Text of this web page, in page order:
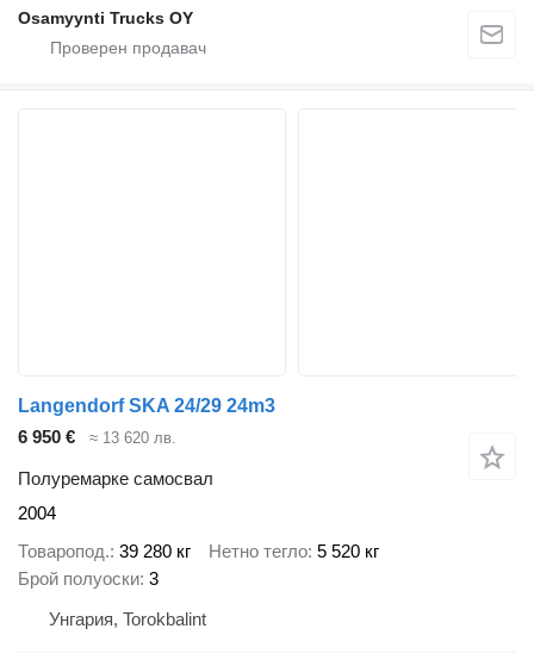
Osamyynti Trucks OY
Langendorf SKA 24/29 24m3
6 950 €
≈ 13 620 лв.
Полуремарке самосвал
2004
Товаропод. 39 280 кг Нетно тегло 5 520 кг
Брой полуоски 3
Унгария, Torokbalint